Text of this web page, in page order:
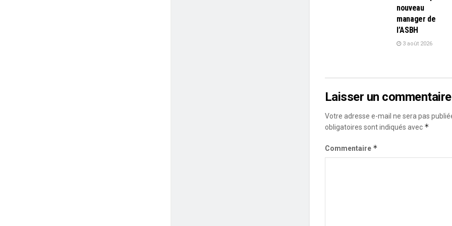
nouveau
manager de
l’ASBH
3 août 2026
Laisser un commentaire
Votre adresse e-mail ne sera pas
obligatoires sont indiqués avec *
Commentaire *